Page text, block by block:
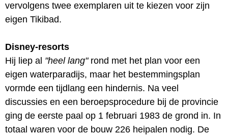
vervolgens twee exemplaren uit te kiezen voor zijn
eigen Tikibad.
Disney-resorts
Hij liep al "heel lang"rond met het plan voor een
eigen waterparadijs, maar het bestemmingsplan
vormde een tijdlang een hindernis. Na veel
discussies en een beroepsprocedure bij de provincie
ging de eerste paal op 1 februari 1983 de grond in. In
totaal waren voor de bouw 226 heipalen nodig. De